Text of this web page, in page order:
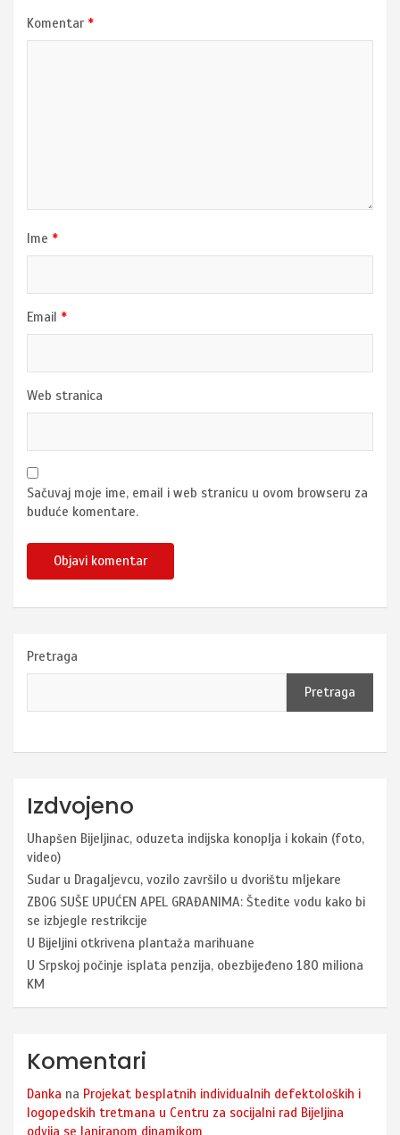
Komentar *
Ime *
Email *
Web stranica
Sačuvaj moje ime, email i web stranicu u ovom browseru za
buduće komentare.
Pretraga
Pretraga
Izdvojeno
Uhapšen Bijeljinac, oduzeta indijska konoplja i kokain (foto,
video)
Sudar u Dragaljevcu, vozilo završilo u dvorištu mljekare
ZBOG SUŠE UPUĆEN APEL GRAĐANIMA: Štedite vodu kako bi
se izbjegle restrikcije
U Bijeljini otkrivena plantaža marihuane
U Srpskoj počinje isplata penzija, obezbijeđeno 180 miliona
KM
Komentari
Danka na Projekat besplatnih individualnih defektoloških i
logopedskih tretmana u Centru za socijalni rad Bijeljina